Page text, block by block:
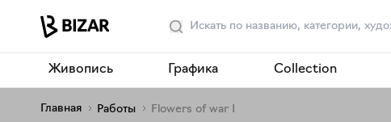
Живопись Графика Collection
Главная Работы Flowers of war I